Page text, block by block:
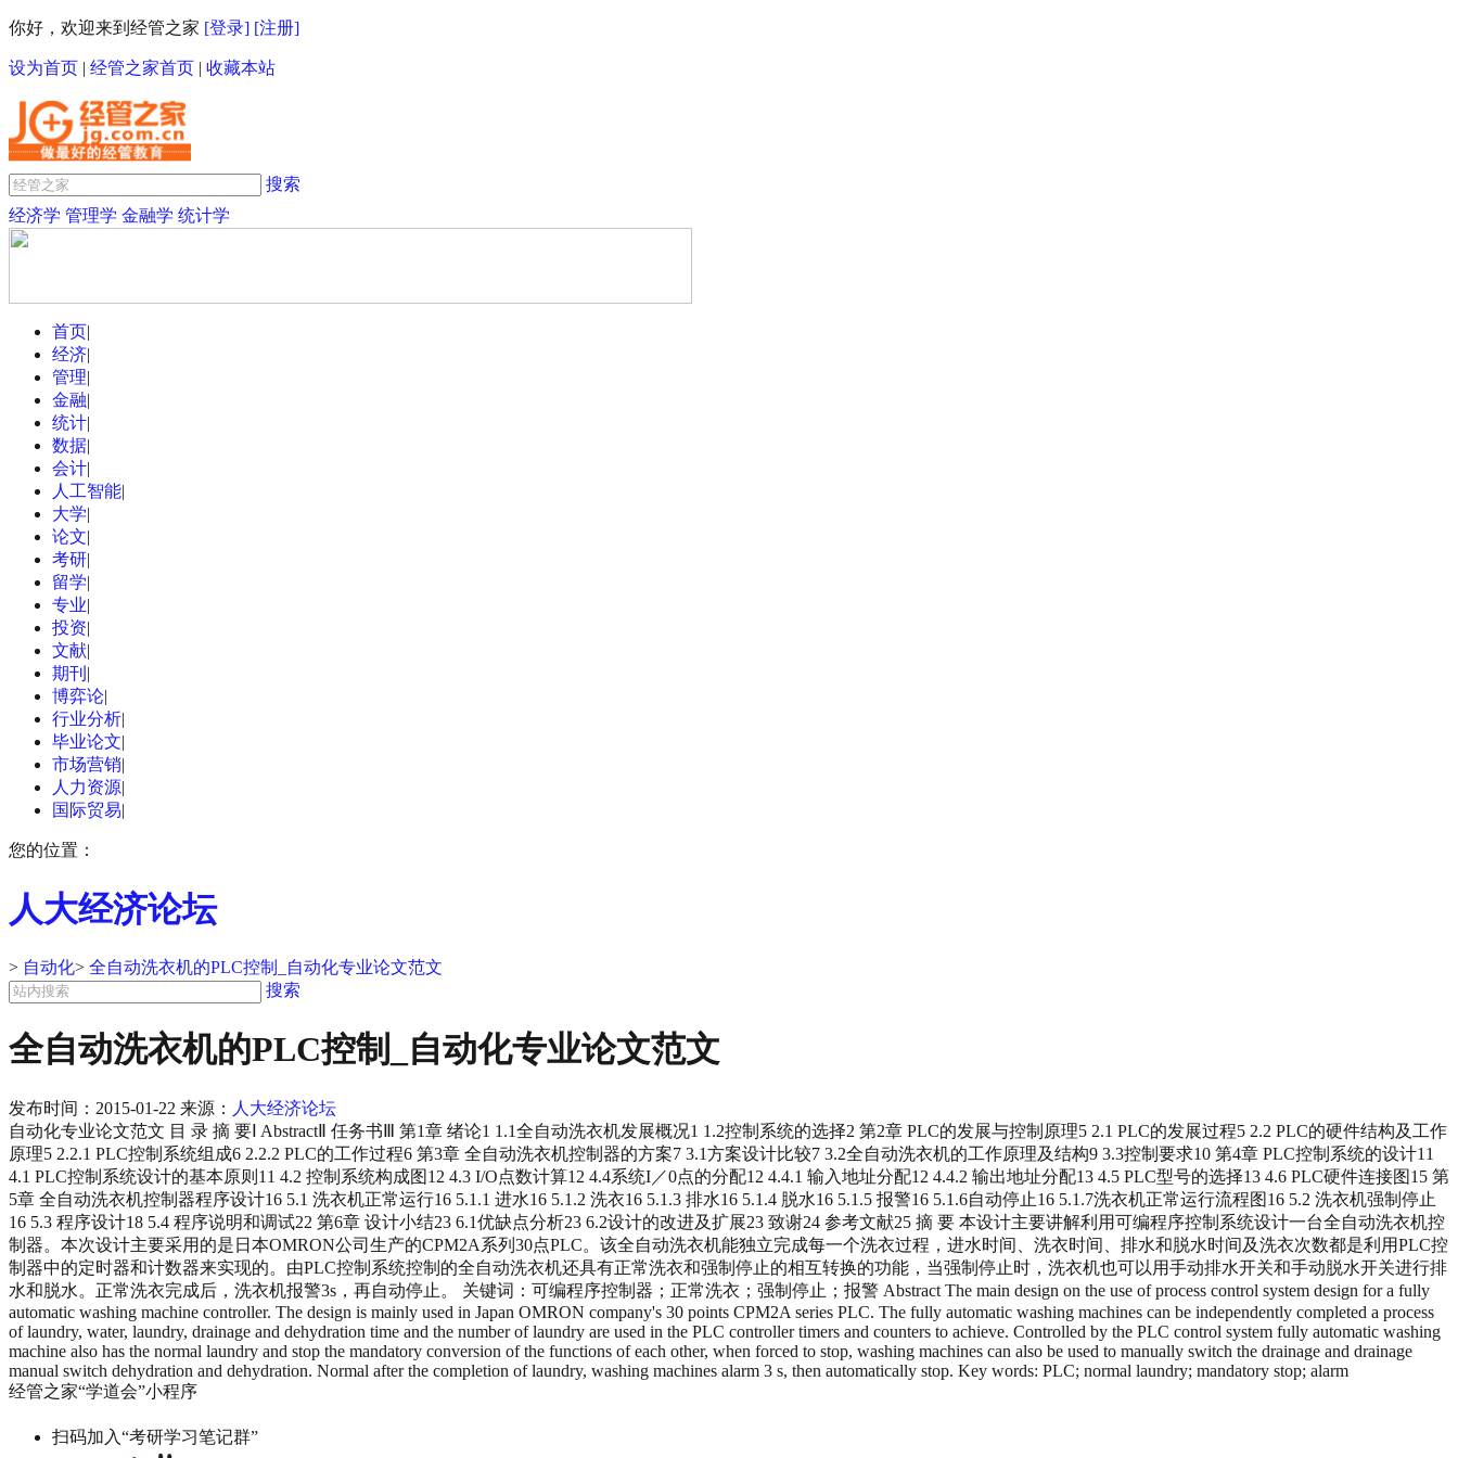
你好，欢迎来到经管之家 [登录] [注册]
设为首页 | 经管之家首页 | 收藏本站
搜索
经济学 管理学 金融学 统计学
首页|
经济|
管理|
金融|
统计|
数据|
会计|
人工智能|
大学|
论文|
考研|
留学|
专业|
投资|
文献|
期刊 |
博弈论|
行业分析|
毕业论文|
市场营销|
人力资源|
国际贸易|
您的位置：
人大经济论坛
> 自动化> 全自动洗衣机的PLC控制_自动化专业论文范文
搜索
全自动洗衣机的PLC控制_自动化专业论文范文
发布时间： 2015-01-22 来源： 人大经济论坛
自动化专业论文范文 目 录 摘 要Ⅰ AbstractⅡ 任务书Ⅲ 第1章 绪论1 1.1全自动洗衣机发展概况1 1.2控制系统的选择2 第2章 PLC的发展与控制原理5 2.1 PLC的发展过程5 2.2 PLC的硬件结构及工作
原理5 2.2.1 PLC控制系统组成6 2.2.2 PLC的工作过程6 第3章 全自动洗衣机控制器的方案7 3.1方案设计比较7 3.2全自动洗衣机的工作原理及结构9 3.3控制要求10 第4章 PLC控制系统的设计11
4.1 PLC控制系统设计的基本原则11 4.2 控制系统构成图12 4.3 I/O点数计算12 4.4系统I／0点的分配12 4.4.1 输入地址分配12 4.4.2 输出地址分配13 4.5 PLC型号的选择13 4.6 PLC硬件连接图15 第
5章 全自动洗衣机控制器程序设计16 5.1 洗衣机正常运行16 5.1.1 进水16 5.1.2 洗衣16 5.1.3 排水16 5.1.4 脱水16 5.1.5 报警16 5.1.6自动停止16 5.1.7洗衣机正常运行流程图16 5.2 洗衣机强制停止
16 5.3 程序设计18 5.4 程序说明和调试22 第6章 设计小结23 6.1优缺点分析23 6.2设计的改进及扩展23 致谢24 参考文献25 摘 要 本设计主要讲解利用可编程序控制系统设计一台全自动洗衣机控
制器。本次设计主要采用的是日本OMRON公司生产的CPM2A系列30点PLC。该全自动洗衣机能独立完成每一个洗衣过程，进水时间、洗衣时间、排水和脱水时间及洗衣次数都是利用PLC控
制器中的定时器和计数器来实现的。由PLC控制系统控制的全自动洗衣机还具有正常洗衣和强制停止的相互转换的功能，当强制停止时，洗衣机也可以用手动排水开关和手动脱水开关进行排
水和脱水。正常洗衣完成后，洗衣机报警3s，再自动停止。 关键词：可编程序控制器；正常洗衣；强制停止；报警 Abstract The main design on the use of process control system design for a fully
automatic washing machine controller. The design is mainly used in Japan OMRON company's 30 points CPM2A series PLC. The fully automatic washing machines can be independently completed a process
of laundry, water, laundry, drainage and dehydration time and the number of laundry are used in the PLC controller timers and counters to achieve. Controlled by the PLC control system fully automatic washing
machine also has the normal laundry and stop the mandatory conversion of the functions of each other, when forced to stop, washing machines can also be used to manually switch the drainage and drainage
manual switch dehydration and dehydration. Normal after the completion of laundry, washing machines alarm 3 s, then automatically stop. Key words: PLC; normal laundry; mandatory stop; alarm
经管之家“学道会”小程序
扫码加入“考研学习笔记群”